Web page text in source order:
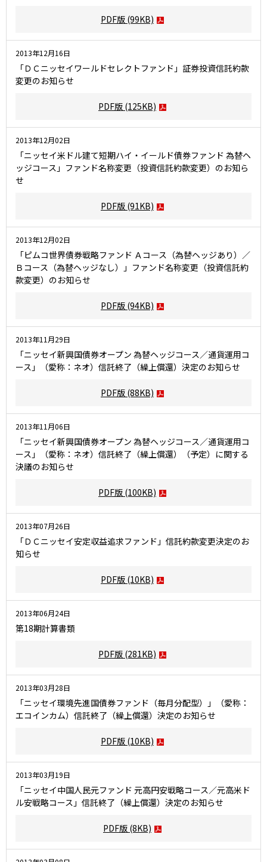
PDF版 (99KB)
2013年12月16日
「ＤＣニッセイワールドセレクトファンド」証券投資信託約款
変更のお知らせ
PDF版 (125KB)
2013年12月02日
「ニッセイ米ドル建て短期ハイ・イールド債券ファンド 為替ヘ
ッジコース」ファンド名称変更（投資信託約款変更）のお知ら
せ
PDF版 (91KB)
2013年12月02日
「ピムコ世界債券戦略ファンド Ａコース（為替ヘッジあり）／
Ｂコース（為替ヘッジなし）」ファンド名称変更（投資信託約
款変更）のお知らせ
PDF版 (94KB)
2013年11月29日
「ニッセイ新興国債券オープン 為替ヘッジコース／通貨運用コ
ース」（愛称：ネオ）信託終了（繰上償還）決定のお知らせ
PDF版 (88KB)
2013年11月06日
「ニッセイ新興国債券オープン 為替ヘッジコース／通貨運用コ
ース」（愛称：ネオ）信託終了（繰上償還）（予定）に関する
決議のお知らせ
PDF版 (100KB)
2013年07月26日
「ＤＣニッセイ安定収益追求ファンド」信託約款変更決定のお
知らせ
PDF版 (10KB)
2013年06月24日
第18期計算書類
PDF版 (281KB)
2013年03月28日
「ニッセイ環境先進国債券ファンド（毎月分配型）」（愛称：
エコインカム）信託終了（繰上償還）決定のお知らせ
PDF版 (10KB)
2013年03月19日
「ニッセイ中国人民元ファンド 元高円安戦略コース／元高米ド
ル安戦略コース」信託終了（繰上償還）決定のお知らせ
PDF版 (8KB)